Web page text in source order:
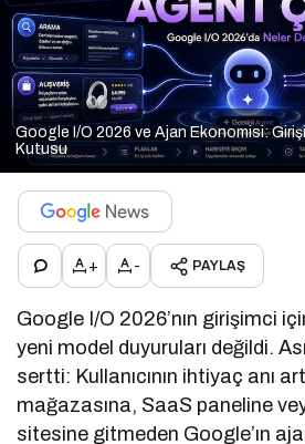
Google I/O 2026 ve Ajan Ekonomisi:
Kutusu
+ - PAYLAŞ
Google I/O 2026’nın girişimci
yeni model duyuruları değildi.
sertti: Kullanıcının ihtiyaç anı
mağazasına, SaaS paneline
sitesine gitmeden Google’ın